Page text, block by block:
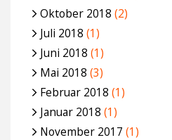
Oktober 2018 (2)
Juli 2018 (1)
Juni 2018 (1)
Mai 2018 (3)
Februar 2018 (1)
Januar 2018 (1)
November 2017 (1)